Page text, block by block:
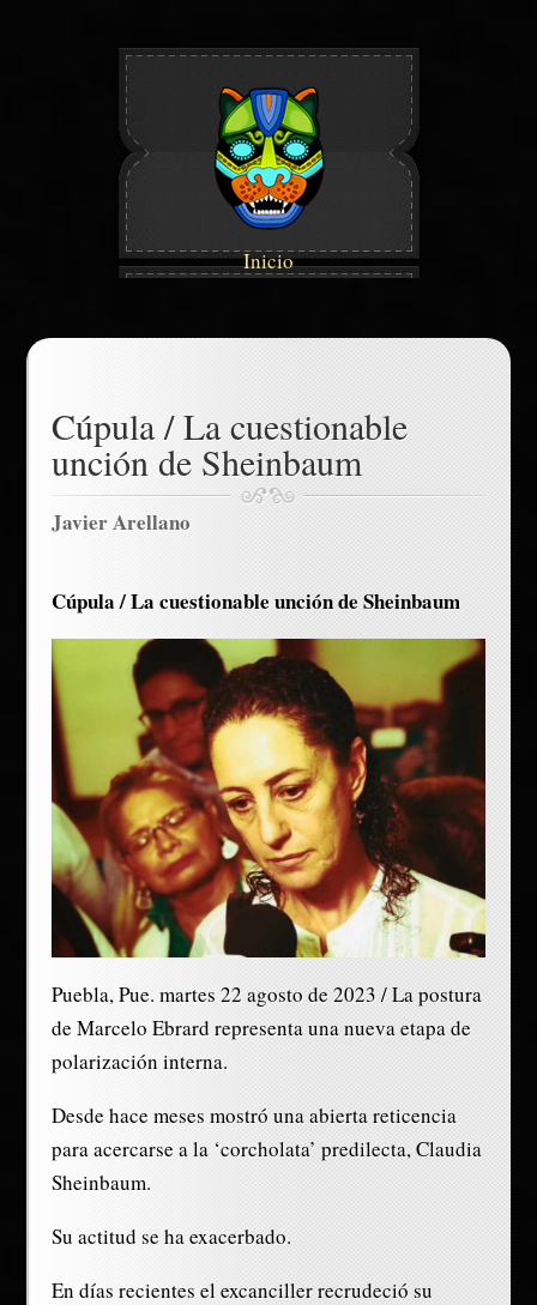
Inicio
Cúpula / La cuestionable
unción de Sheinbaum
Javier Arellano
Cúpula / La cuestionable unción de Sheinbaum
Puebla, Pue. martes 22 agosto de 2023 / La postura
de Marcelo Ebrard representa una nueva etapa de
polarización interna.
Desde hace meses mostró una abierta reticencia
para acercarse a la ‘corcholata’ predilecta, Claudia
Sheinbaum.
Su actitud se ha exacerbado.
En días recientes el excanciller recrudeció su